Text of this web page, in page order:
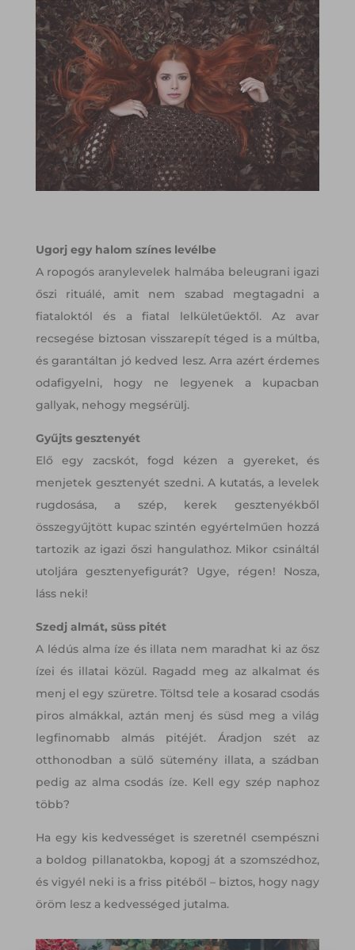
Ugorj egy halom színes levélbe
A ropogós aranylevelek halmába beleugrani igazi
őszi rituálé, amit nem szabad megtagadni a
fiataloktól és a fiatal lelkületűektől. Az avar
recsegése biztosan visszarepít téged is a múltba,
és garantáltan jó kedved lesz. Arra azért érdemes
odafigyelni, hogy ne legyenek a kupacban
gallyak, nehogy megsérülj.
Gyűjts gesztenyét
Elő egy zacskót, fogd kézen a gyereket, és
menjetek gesztenyét szedni. A kutatás, a levelek
rugdosása, a szép, kerek gesztenyékből
összegyűjtött kupac szintén egyértelműen hozzá
tartozik az igazi őszi hangulathoz. Mikor csináltál
utoljára gesztenyefigurát? Ugye, régen! Nosza,
láss neki!
Szedj almát, süss pitét
A lédús alma íze és illata nem maradhat ki az ősz
ízei és illatai közül. Ragadd meg az alkalmat és
menj el egy szüretre. Töltsd tele a kosarad csodás
piros almákkal, aztán menj és süsd meg a világ
legfinomabb almás pitéjét. Áradjon szét az
otthonodban a sülő sütemény illata, a szádban
pedig az alma csodás íze. Kell egy szép naphoz
több?
Ha egy kis kedvességet is szeretnél csempészni
a boldog pillanatokba, kopogj át a szomszédhoz,
és vigyél neki is a friss pitéből – biztos, hogy nagy
öröm lesz a kedvességed jutalma.